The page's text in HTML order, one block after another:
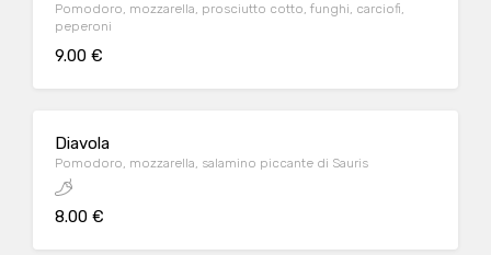
Pomodoro, mozzarella, prosciutto cotto, funghi, carciofi,
peperoni
9.00 €
Diavola
Pomodoro, mozzarella, salamino piccante di Sauris
8.00 €